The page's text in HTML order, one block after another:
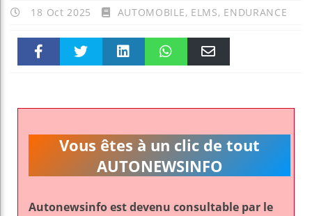
18 Oct 2025 AUTOMOBILE, ELMS, ENDURANCE
k pt
Vous êtes à un clic de tout
AUTONEWSINFO
Autonewsinfo est devenu consultable par le